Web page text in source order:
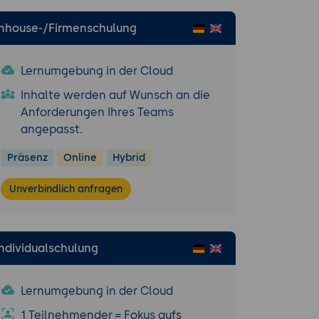
Firmenschulung
Lernumgebung in der Cloud
Inhalte werden auf Wunsch an die
Anforderungen Ihres Teams
angepasst.
Präsenz Online Hybrid
Unverbindlich anfragen
Lernumgebung in der Cloud
1 Teilnehmender = Fokus aufs